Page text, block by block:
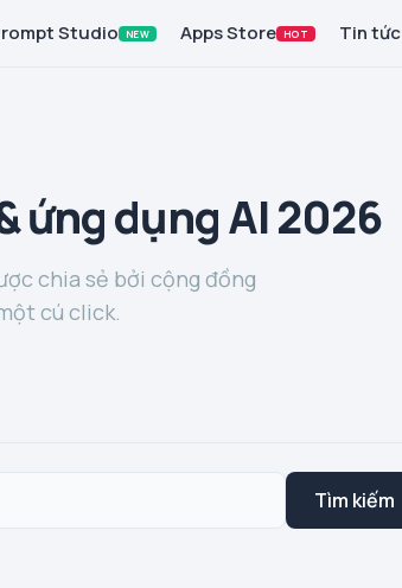
Studio NEW Apps Store HOT Tin tức
ứng dụng AI 2026
chia sẻ bởi cộng đồng
cú click.
Tìm kiếm